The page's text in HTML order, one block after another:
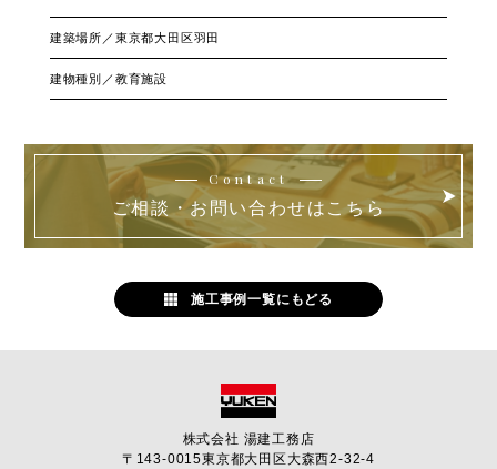
建築場所／東京都大田区羽田
建物種別／教育施設
Contact
ご相談・お問い合わせはこちら
施工事例一覧にもどる
株式会社 湯建工務店
〒143-0015東京都大田区大森西2-32-4